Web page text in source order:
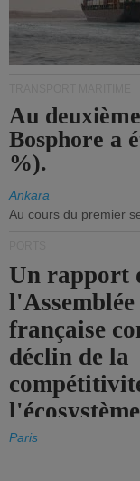
Au
Bosphore a
%).
Ankara
Au cours du premier
Un rapport
française
déclin de la
de l'État.
Paris